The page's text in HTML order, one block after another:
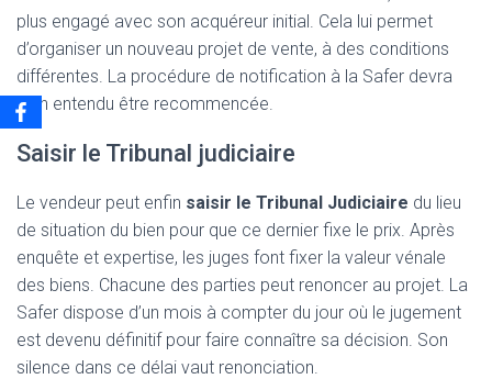
plus engagé avec son acquéreur initial. Cela lui permet
d’organiser un nouveau projet de vente, à des conditions
différentes. La procédure de notification à la Safer devra
bien entendu être recommencée.
Saisir le Tribunal judiciaire
Le vendeur peut enfin saisir le Tribunal Judiciaire du lieu
de situation du bien pour que ce dernier fixe le prix. Après
enquête et expertise, les juges font fixer la valeur vénale
des biens. Chacune des parties peut renoncer au projet. La
Safer dispose d’un mois à compter du jour où le jugement
est devenu définitif pour faire connaître sa décision. Son
silence dans ce délai vaut renonciation.